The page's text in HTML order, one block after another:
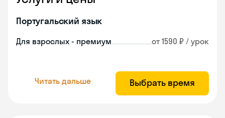
Португальский язык
Для взрослых - премиум от 1590 ₽ / урок
Читать дальше Выбрать время